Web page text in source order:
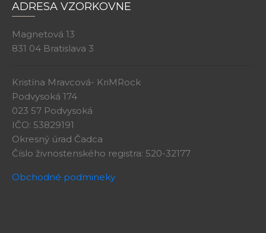
ADRESA VZORKOVNE
Magnetová 13
831 04 Bratislava 3
Kristína Mravcová- KriMRock
Podvysoká 174
023 57 Podvysoká
IČO: 53829191
Okresný úrad Čadca
Číslo živnostenského registra: 520-32177
Obchodné podmineky